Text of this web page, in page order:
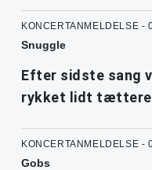
KONCERTANMELDELSE -
Snuggle
Efter sidste sang
rykket lidt tættere
KONCERTANMELDELSE -
Gobs